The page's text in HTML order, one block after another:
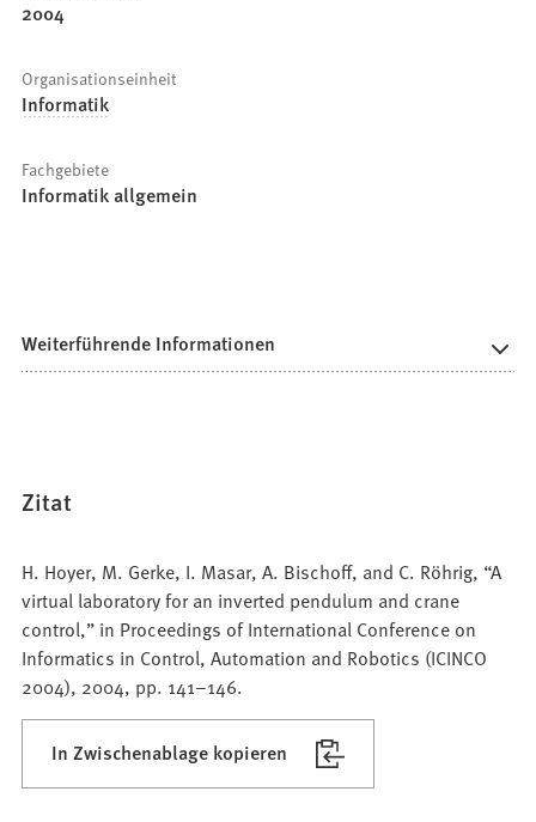
2004
Organisationseinheit
Informatik
Fachgebiete
Informatik allgemein
Weiterführende Informationen
Zitat
H. Hoyer, M. Gerke, I. Masar, A. Bischoff, and C. Röhrig, “A
virtual laboratory for an inverted pendulum and crane
control,” in Proceedings of International Conference on
Informatics in Control, Automation and Robotics (ICINCO
2004), 2004, pp. 141–146.
In Zwischenablage kopieren